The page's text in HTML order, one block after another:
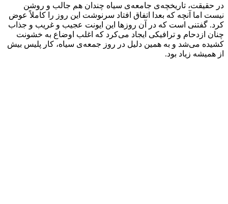
در حقیقت، تاریخچه‌ی جامعه‌ی سیاه چندان هم جالب و روشن
نیست اما آنچه که بعدا اتفاق افتاد سرنوشت این روز را کاملاً عوض
کرد. گفتنی است که در آن روزها این ایونت عجیب و غریب و جذاب
چنان ازدحام و ترافیکی ایجاد می‌کرد که اغلب اوضاع به خشونت
کشیده می‌شد و به همین دلیل در روز جمعه‌ی سیاه، کار پلیس بیش
از همیشه زیاد بود.